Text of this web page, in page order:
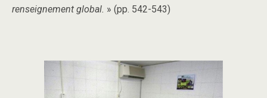
renseignement global. » (pp. 542-543)